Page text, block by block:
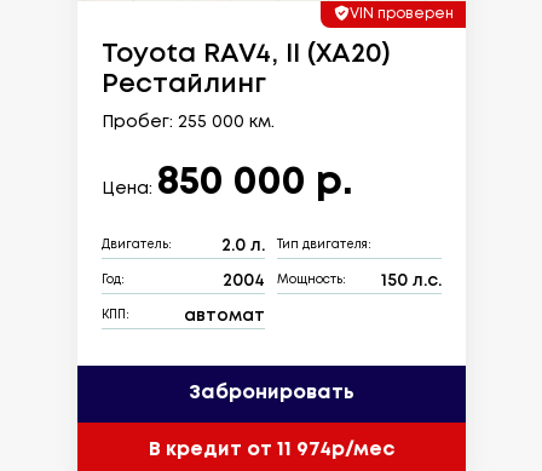
VIN проверен
Toyota RAV4, II (XA20)
Рестайлинг
Пробег: 255 000 км.
Цена: 850 000 р.
Двигатель: 2.0 л. Тип двигателя:
Год: 2004 Мощность: 150 л.с.
КПП: автомат
Забронировать
В кредит от 11 974р/мес